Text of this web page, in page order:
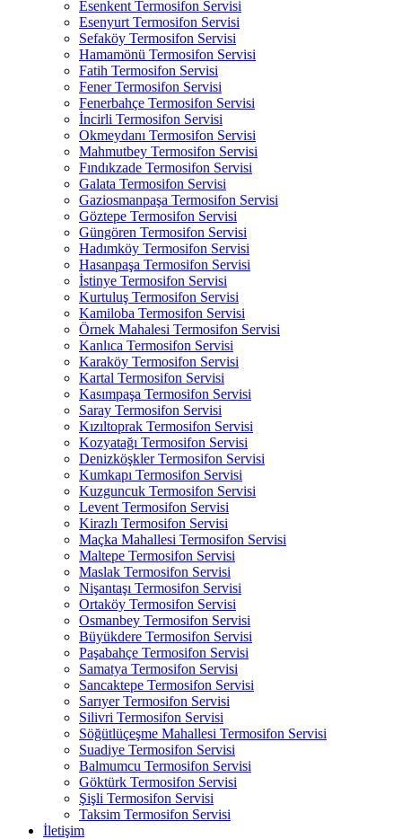
Esenkent Termosifon Servisi
Esenyurt Termosifon Servisi
Sefaköy Termosifon Servisi
Hamamönü Termosifon Servisi
Fatih Termosifon Servisi
Fener Termosifon Servisi
Fenerbahçe Termosifon Servisi
İncirli Termosifon Servisi
Okmeydanı Termosifon Servisi
Mahmutbey Termosifon Servisi
Fındıkzade Termosifon Servisi
Galata Termosifon Servisi
Gaziosmanpaşa Termosifon Servisi
Göztepe Termosifon Servisi
Güngören Termosifon Servisi
Hadımköy Termosifon Servisi
Hasanpaşa Termosifon Servisi
İstinye Termosifon Servisi
Kurtuluş Termosifon Servisi
Kamiloba Termosifon Servisi
Örnek Mahalesi Termosifon Servisi
Kanlıca Termosifon Servisi
Karaköy Termosifon Servisi
Kartal Termosifon Servisi
Kasımpaşa Termosifon Servisi
Saray Termosifon Servisi
Kızıltoprak Termosifon Servisi
Kozyatağı Termosifon Servisi
Denizköşkler Termosifon Servisi
Kumkapı Termosifon Servisi
Kuzguncuk Termosifon Servisi
Levent Termosifon Servisi
Kirazlı Termosifon Servisi
Maçka Mahallesi Termosifon Servisi
Maltepe Termosifon Servisi
Maslak Termosifon Servisi
Nişantaşı Termosifon Servisi
Ortaköy Termosifon Servisi
Osmanbey Termosifon Servisi
Büyükdere Termosifon Servisi
Paşabahçe Termosifon Servisi
Samatya Termosifon Servisi
Sancaktepe Termosifon Servisi
Sarıyer Termosifon Servisi
Silivri Termosifon Servisi
Söğütlüçeşme Mahallesi Termosifon Servisi
Suadiye Termosifon Servisi
Balmumcu Termosifon Servisi
Göktürk Termosifon Servisi
Şişli Termosifon Servisi
Taksim Termosifon Servisi
İletişim